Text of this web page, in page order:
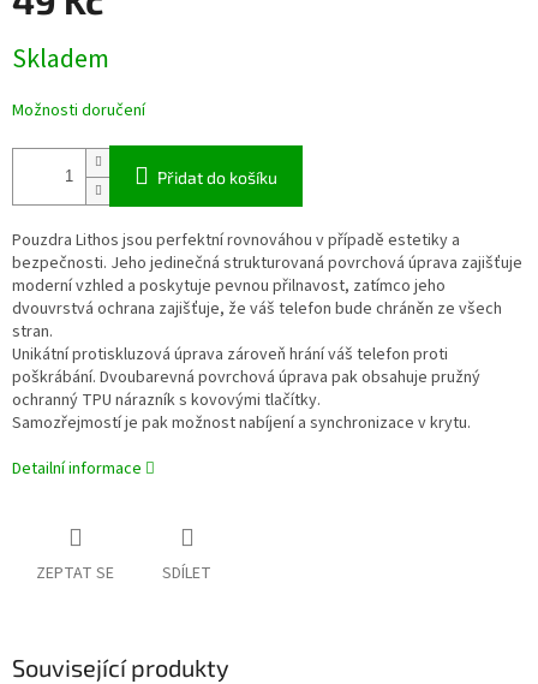
cena:
Skladem
Možnosti doručení
Přidat do košíku
Pouzdra Lithos jsou perfektní rovnováhou v případě estetiky a
bezpečnosti. Jeho jedinečná strukturovaná povrchová úprava zajišťuje
moderní vzhled a poskytuje pevnou přilnavost, zatímco jeho
dvouvrstvá ochrana zajišťuje, že váš telefon bude chráněn ze všech
stran.
Unikátní protiskluzová úprava zároveň hrání váš telefon proti
poškrábání. Dvoubarevná povrchová úprava pak obsahuje pružný
ochranný TPU nárazník s kovovými tlačítky.
Samozřejmostí je pak možnost nabíjení a synchronizace v krytu.
Detailní informace
ZEPTAT SE SDÍLET
Související produkty